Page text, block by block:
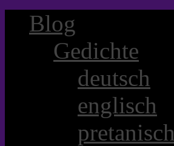
Blog
Gedichte
deutsch
englisch
pretanisch